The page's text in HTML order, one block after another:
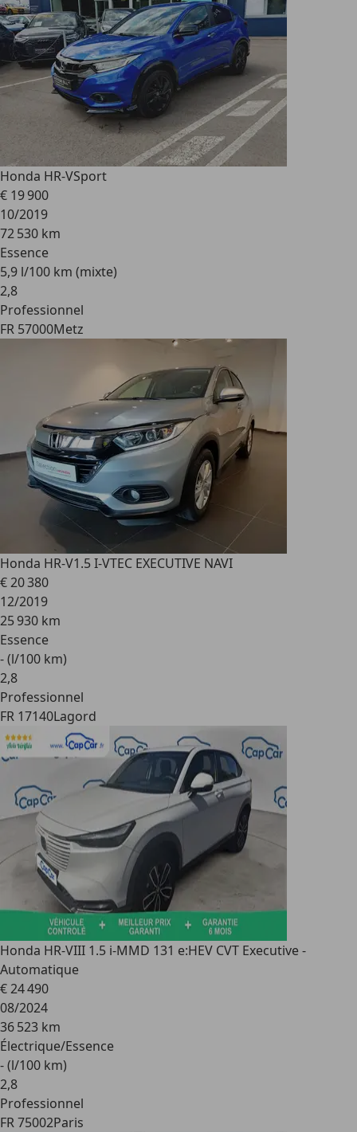
Honda HR-VSport
€ 19 900
10/2019
72 530 km
Essence
5,9 l/100 km (mixte)
2,8
Professionnel
FR 57000Metz
Honda HR-V1.5 I-VTEC EXECUTIVE NAVI
€ 20 380
12/2019
25 930 km
Essence
- (l/100 km)
2,8
Professionnel
FR 17140Lagord
Honda HR-VIII 1.5 i-MMD 131 e:HEV CVT Executive -
Automatique
€ 24 490
08/2024
36 523 km
Électrique/Essence
- (l/100 km)
2,8
Professionnel
FR 75002Paris